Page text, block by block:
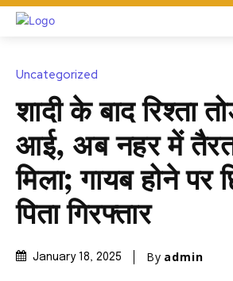
Uncategorized
शादी के बाद रिश्ता
आई, अब नहर में
मिला; गायब होने पर
पिता गिरफ्तार
January 18, 2025 By admin